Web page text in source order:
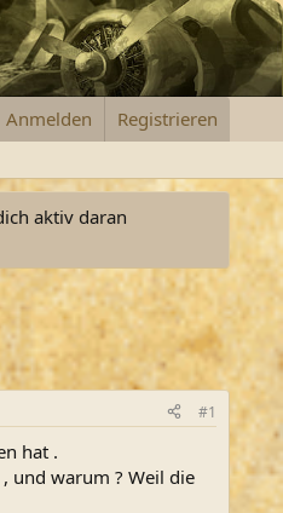
Anmelden Registrieren
aktiv daran
#1
hat .
und warum ? Weil die